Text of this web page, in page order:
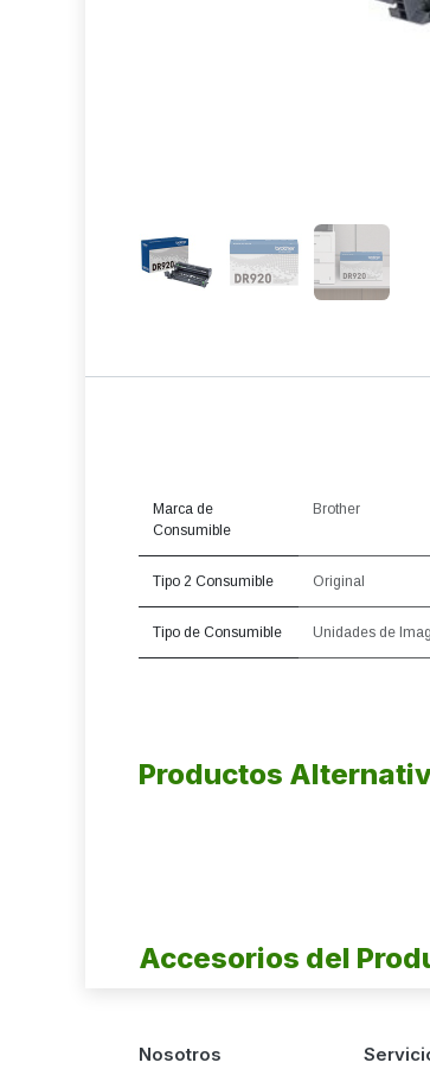
Marca de
Consumible
Brother
Tipo 2 Consumible Original
Tipo de Consumible Unidades de
Productos
Accesorios del
Nosotros